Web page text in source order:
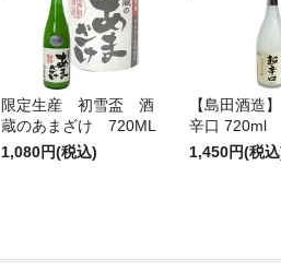
限定生産 初雪盃 酒
蔵のあまざけ 720ML
1,080円(税込)
【島田酒造
辛口 720ml
1,450円(税